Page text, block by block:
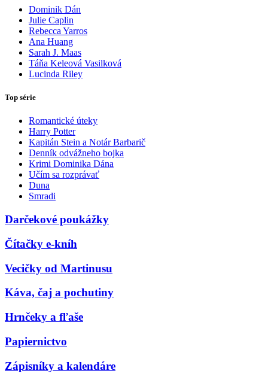
Dominik Dán
Julie Caplin
Rebecca Yarros
Ana Huang
Sarah J. Maas
Táňa Keleová Vasilková
Lucinda Riley
Top série
Romantické úteky
Harry Potter
Kapitán Stein a Notár Barbarič
Denník odvážneho bojka
Krimi Dominika Dána
Učím sa rozprávať
Duna
Smradi
Darčekové poukážky
Čítačky e-kníh
Vecičky od Martinusu
Káva, čaj a pochutiny
Hrnčeky a fľaše
Papiernictvo
Zápisníky a kalendáre